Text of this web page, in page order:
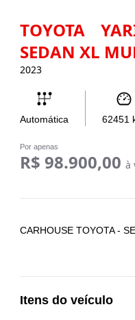
TOYOTA
SEDAN XL
2023
Automática 62451
Por apenas
R$ 98.900,00 à
CARHOUSE TOYOTA -
Itens do veículo